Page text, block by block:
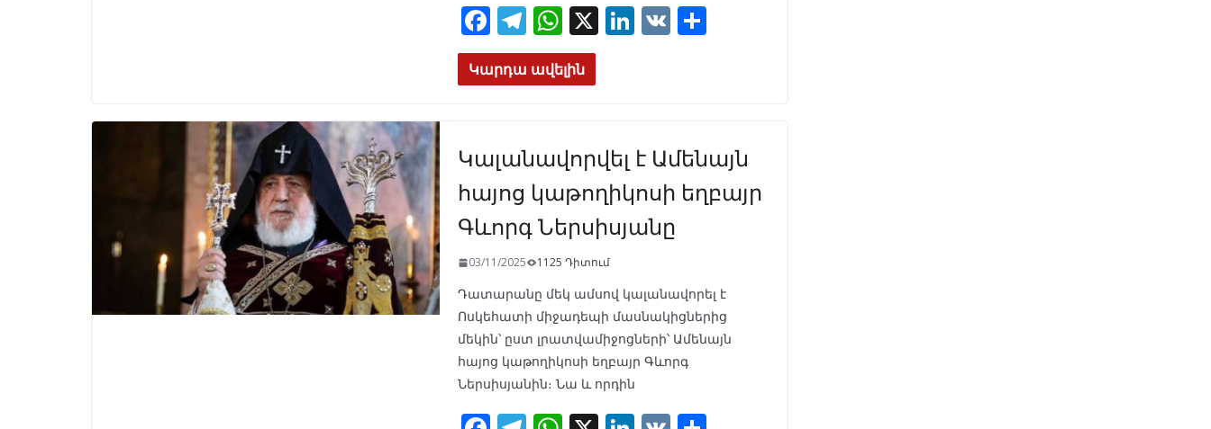
F
ac
e
o
k
T
el
e
m
W
h
at
p
p
X Li
n
V S
Կարդա ավելին
Կալանավորվել է Ամենայն
հայոց կաթողիկոսի եղբայր
Գևորգ Ներսիսյանը
03/11/2025 1125 Դիտում
Դատարանը մեկ ամսով կալանավորել է
Ոսկեհատի միջադեպի մասնակիցներից
մեկին՝ ըստ լրատվամիջոցների՝ Ամենայն
հայոց կաթողիկոսի եղբայր Գևորգ
Ներսիսյանին։ Նա և որդին